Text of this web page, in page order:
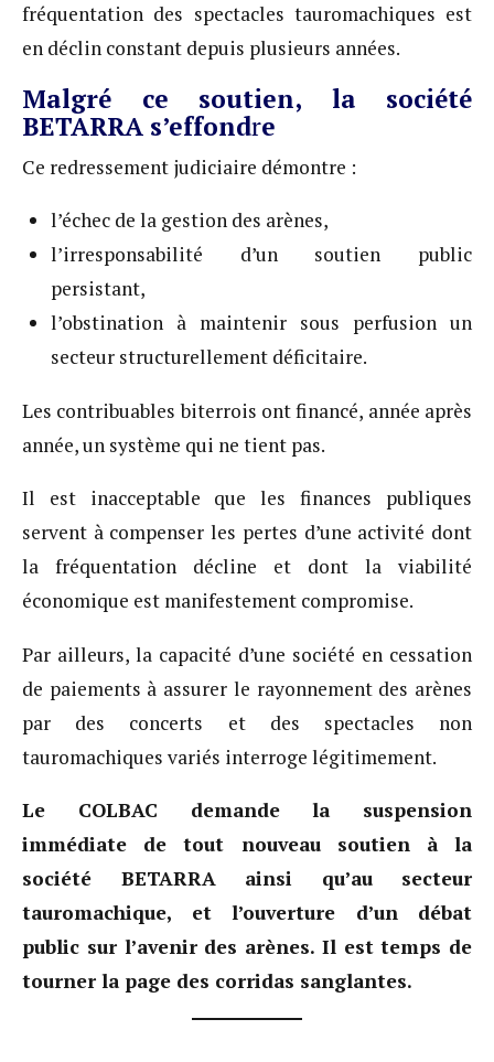
fréquentation des spectacles tauromachiques est
en déclin constant depuis plusieurs années.
Malgré ce soutien, la société
BETARRA s’effondre
Ce redressement judiciaire démontre :
l’échec de la gestion des arènes,
l’irresponsabilité d’un soutien public
persistant,
l’obstination à maintenir sous perfusion un
secteur structurellement déficitaire.
Les contribuables biterrois ont financé, année après
année, un système qui ne tient pas.
Il est inacceptable que les finances publiques
servent à compenser les pertes d’une activité dont
la fréquentation décline et dont la viabilité
économique est manifestement compromise.
Par ailleurs, la capacité d’une société en cessation
de paiements à assurer le rayonnement des arènes
par des concerts et des spectacles non
tauromachiques variés interroge légitimement.
Le COLBAC demande la suspension
immédiate de tout nouveau soutien à la
société BETARRA ainsi qu’au secteur
tauromachique, et l’ouverture d’un débat
public sur l’avenir des arènes. Il est temps de
tourner la page des corridas sanglantes.